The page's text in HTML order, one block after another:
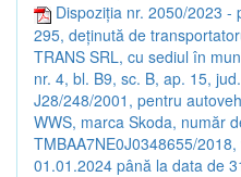
Dispoziția nr. 2050/2023 -
295, deținută de
TRANS SRL, cu sediul în
nr. 4, bl. B9, sc. B, ap. 15,
J28/248/2001, pentru
WWS, marca Skoda, număr
TMBAA7NE0J0348655/
01.01.2024 până la data de